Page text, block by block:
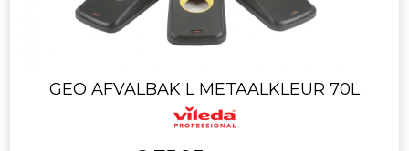
GEO AFVALBAK L METAALKLEUR 70L